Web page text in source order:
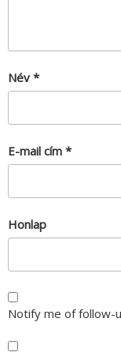
Név *
E-mail cím *
Honlap
Notify me of follow-